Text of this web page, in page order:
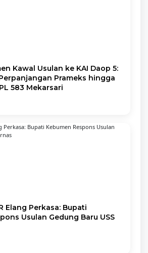
Kawal Usulan ke KAI Daop 5:
Prameks hingga
583 Mekarsari
Elang Perkasa: Bupati
Usulan Gedung Baru USS